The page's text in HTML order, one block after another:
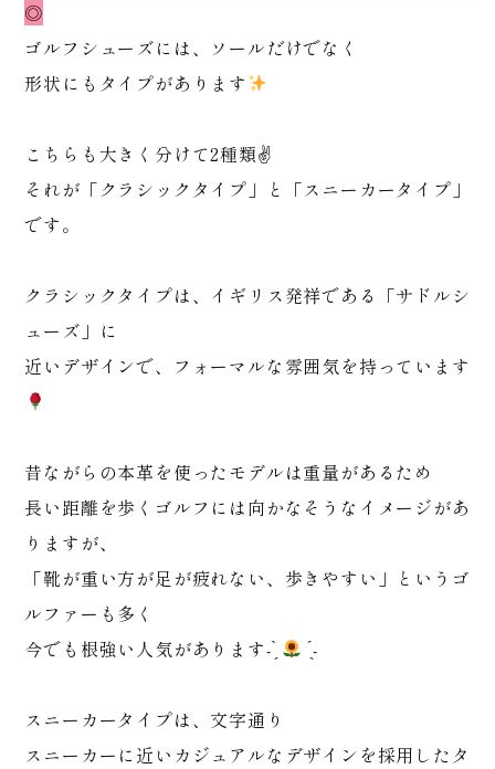
◎
ゴルフシューズには、ソールだけでなく
形状にもタイプがあります
こちらも大きく分けて2種類✌️
それが「クラシックタイプ」と「スニーカータイプ」
です。
クラシックタイプは、イギリス発祥である「サドルシ
ューズ」に
近いデザインで、フォーマルな雰囲気を持っています
昔ながらの本革を使ったモデルは重量があるため
長い距離を歩くゴルフには向かなそうなイメージがあ
りますが、
「靴が重い方が足が疲れない、歩きやすい」というゴ
ルファーも多く
今でも根強い人気があります- ̗̀
̖́-
スニーカータイプは、文字通り
スニーカーに近いカジュアルなデザインを採用したタ